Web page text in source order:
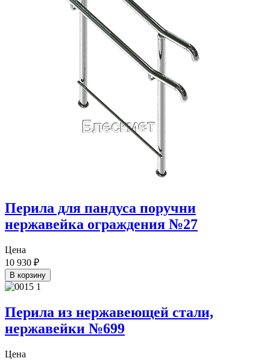
Перила для пандуса поручни
нержавейка ограждения №27
Цена
10 930 ₽
В корзину
Перила из нержавеющей стали,
нержавейки №699
Цена